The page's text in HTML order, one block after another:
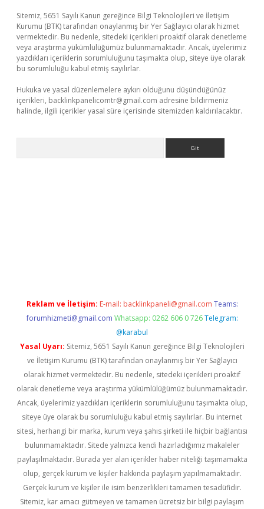
Sitemiz, 5651 Sayılı Kanun gereğince Bilgi Teknolojileri ve İletişim
Kurumu (BTK) tarafından onaylanmış bir Yer Sağlayıcı olarak hizmet
vermektedir. Bu nedenle, sitedeki içerikleri proaktif olarak denetleme
veya araştırma yükümlülüğümüz bulunmamaktadır. Ancak, üyelerimiz
yazdıkları içeriklerin sorumluluğunu taşımakta olup, siteye üye olarak
bu sorumluluğu kabul etmiş sayılırlar.
Hukuka ve yasal düzenlemelere aykırı olduğunu düşündüğünüz
içerikleri, backlinkpanelicomtr@gmail.com adresine bildirmeniz
halinde, ilgili içerikler yasal süre içerisinde sitemizden kaldırılacaktır.
Reklam ve İletişim: E-mail: backlinkpaneli@gmail.com Teams:
forumhizmeti@gmail.com Whatsapp: 0262 606 0 726 Telegram:
@karabul
Yasal Uyarı: Sitemiz, 5651 Sayılı Kanun gereğince Bilgi Teknolojileri
ve İletişim Kurumu (BTK) tarafından onaylanmış bir Yer Sağlayıcı
olarak hizmet vermektedir. Bu nedenle, sitedeki içerikleri proaktif
olarak denetleme veya araştırma yükümlülüğümüz bulunmamaktadır.
Ancak, üyelerimiz yazdıkları içeriklerin sorumluluğunu taşımakta olup,
siteye üye olarak bu sorumluluğu kabul etmiş sayılırlar. Bu internet
sitesi, herhangi bir marka, kurum veya şahıs şirketi ile hiçbir bağlantısı
bulunmamaktadır. Sitede yalnızca kendi hazırladığımız makaleler
paylaşılmaktadır. Burada yer alan içerikler haber niteliği taşımamakta
olup, gerçek kurum ve kişiler hakkında paylaşım yapılmamaktadır.
Gerçek kurum ve kişiler ile isim benzerlikleri tamamen tesadüfidir.
Sitemiz, kar amacı gütmeyen ve tamamen ücretsiz bir bilgi paylaşım